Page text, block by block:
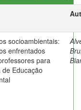
socioambientais:
enfrentados
para
de Educação